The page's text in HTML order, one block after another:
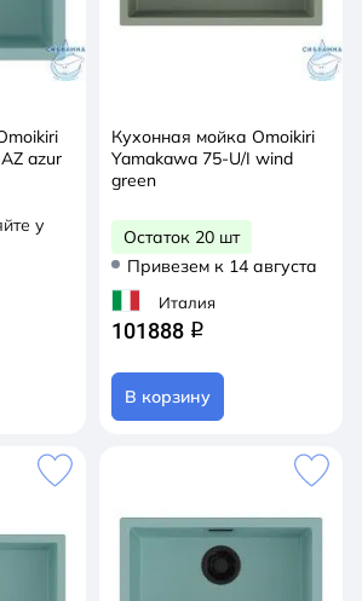
azur
у
Кухонная мойка Omoikiri
Yamakawa 75-U/I wind
green
Остаток 20 шт
Привезем к 14 августа
Италия
101888 q
В корзину